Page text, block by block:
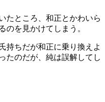
たところ、和正とかわいら
のを見かけてしまう。
持ちだが和正に乗り換えよ
たのだが、純は誤解してし